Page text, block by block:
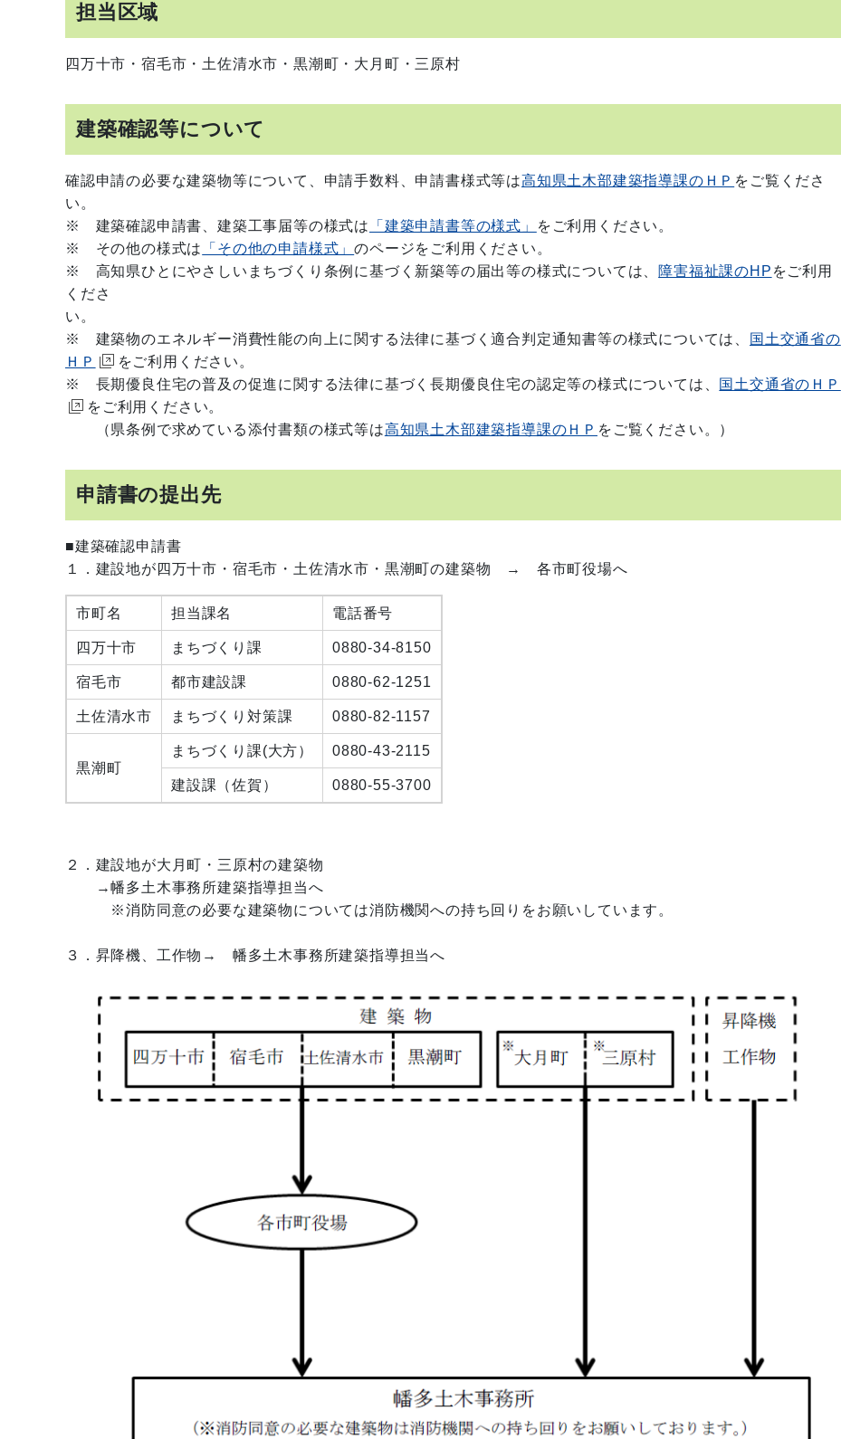
担当区域
四万十市・宿毛市・土佐清水市・黒潮町・大月町・三原村
建築確認等について
確認申請の必要な建築物等について、申請手数料、申請書様式等は高知県土木部建築指導課のＨＰ をご覧くださ
い。
※ 建築確認申請書、建築工事届等の様式は
「建築申請書等の様式」
をご利用ください。
※ その他の様式は
「その他の申請様式」のページをご利用ください。
※ 高知県ひとにやさしいまちづくり条例に基づく新築等の届出等の様式については、 障害福祉課のHP をご利用
くださ
い。
※ 建築物のエネルギー消費性能の向上に関する法律に基づく適合判定通知書等の様式については、
国土交通省の
ＨＰ
をご利用ください。
※ 長期優良住宅の普及の促進に関する法律に基づく長期優良住宅の認定等の様式については、 国土交通省のＨＰ
をご利用ください。
（県条例で求めている添付書類の様式等は高知県土木部建築指導課のＨＰ をご覧ください。）
申請書の提出先
■建築確認申請書
１．建設地が四万十市・宿毛市・土佐清水市・黒潮町の建築物 → 各市町役場へ
市町名 担当課名 電話番号
四万十市 まちづくり課 0880-34-8150
宿毛市 都市建設課 0880-62-1251
土佐清水市 まちづくり対策課 0880-82-1157
黒潮町
まちづくり課(大方） 0880-43-2115
建設課（佐賀） 0880-55-3700
２．建設地が大月町・三原村の建築物
→幡多土木事務所建築指導担当へ
※消防同意の必要な建築物については消防機関への持ち回りをお願いしています。
３．昇降機、工作物→ 幡多土木事務所建築指導担当へ